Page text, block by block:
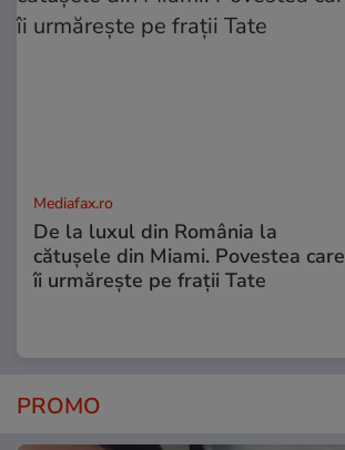
Mediafax.ro
De la luxul din România la
cătușele din Miami. Povestea care
îi urmărește pe frații Tate
PROMO